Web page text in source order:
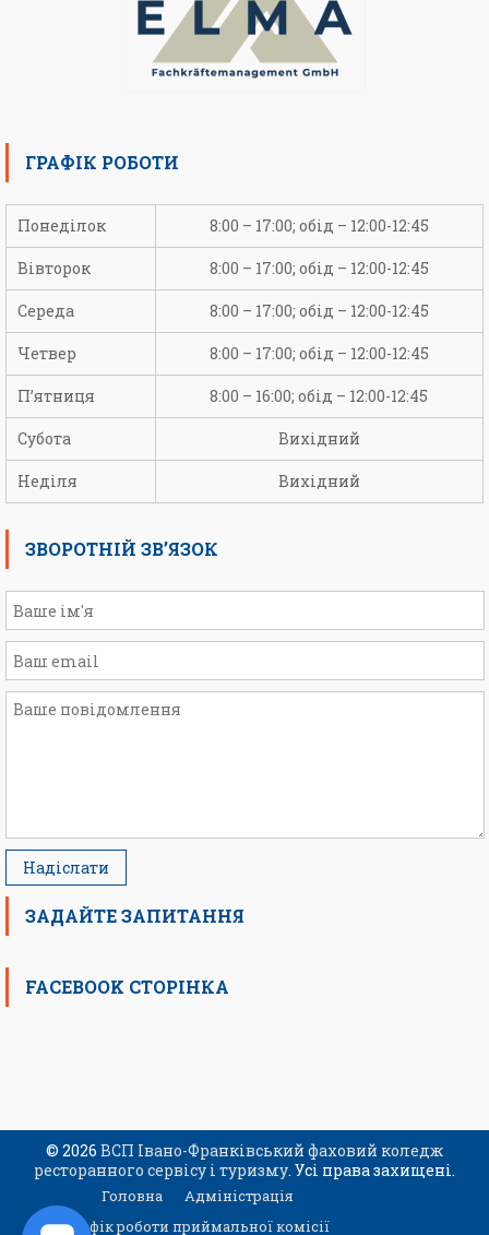
ГРАФІК РОБОТИ
Понеділок 8:00 – 17:00; обід – 12:00-12:45
Вівторок 8:00 – 17:00; обід – 12:00-12:45
Середа 8:00 – 17:00; обід – 12:00-12:45
Четвер 8:00 – 17:00; обід – 12:00-12:45
П’ятниця 8:00 – 16:00; обід – 12:00-12:45
Субота Вихідний
Неділя Вихідний
ЗВОРОТНІЙ ЗВ’ЯЗОК
ЗАДАЙТЕ ЗАПИТАННЯ
FACEBOOK СТОРІНКА
© 2026 ВСП Івано-Франківський фаховий коледж
ресторанного сервісу і туризму. Усі права захищені.
Головна
Адміністрація
Графік роботи приймальної комісії